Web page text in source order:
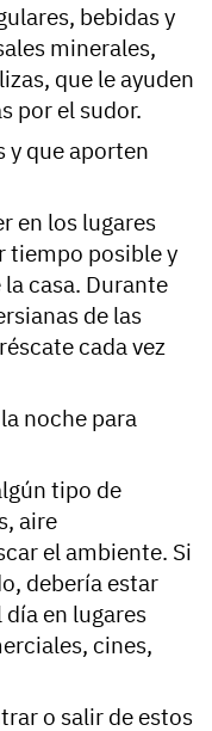
bebidas y
minerales,
que le ayuden
por el sudor.
y que aporten
en los lugares
tiempo posible y
casa. Durante
de las
cada vez
noche para
tipo de
aire
el ambiente. Si
debería estar
en lugares
cines,
o salir de estos